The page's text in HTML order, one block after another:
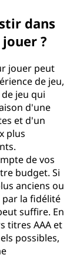
dans
?
jouer peut
de jeu,
jeu qui
d'une
et d'un
plus
de vos
budget. Si
anciens ou
la fidélité
suffire. En
titres AAA et
possibles,